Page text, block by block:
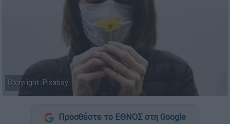
Copyright: Pixabay
Προσθέστε το ΕΘΝΟΣ στη Google